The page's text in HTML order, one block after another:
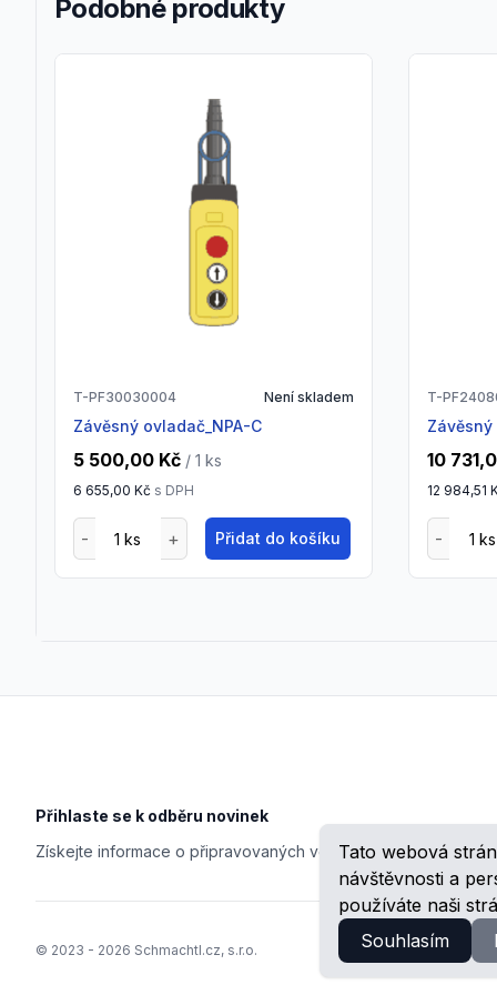
Tato webová
návštěvnosti a
používáte naši
Souhlasím
Podobné produkty
T-PF30030004 Není skladem
Závěsný ovladač_NPA-C
5 500,00 Kč / 1 ks
6 655,00 Kč s DPH
Přidat do košíku
T-
10
12 984,51
Přihlaste se k odběru novinek
Získejte informace o připravovaných veletrzích, školeních,
© 2023 - 2026 Schmachtl.cz, s.r.o.